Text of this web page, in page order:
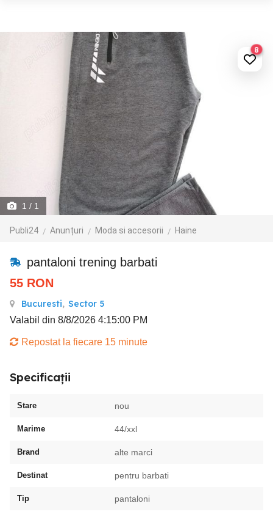
1 / 1
Publi24 Anunțuri Moda si accesorii Haine
8
pantaloni trening barbati
55 RON
Bucuresti, Sector 5
Valabil din 8/8/2026 4:15:00 PM
Repostat la fiecare 15 minute
Specificații
Stare nou
Marime 44/xxl
Brand alte marci
Destinat pentru barbati
Tip pantaloni